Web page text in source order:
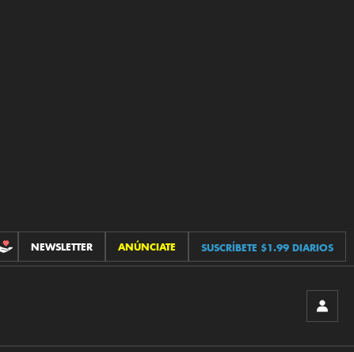
CONTRIBUCIONES
NEWSLETTER ANÚNCIATE SUSCRÍBETE $1.99 DIARIOS